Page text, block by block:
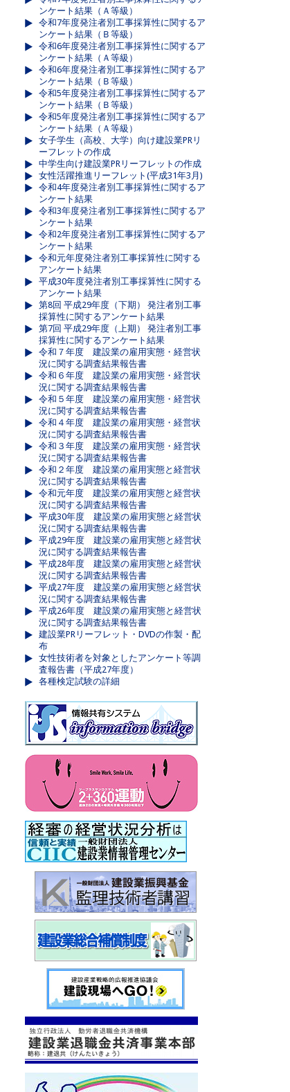
ンケート結果（Ａ等級）
令和7年度発注者別工事採算性に関するア
ンケート結果（Ｂ等級）
令和6年度発注者別工事採算性に関するア
ンケート結果（Ａ等級）
令和6年度発注者別工事採算性に関するア
ンケート結果（Ｂ等級）
令和5年度発注者別工事採算性に関するア
ンケート結果（Ｂ等級）
令和5年度発注者別工事採算性に関するア
ンケート結果（Ａ等級）
女子学生（高校、大学）向け建設業PRリ
ーフレットの作成
中学生向け建設業PRリーフレットの作成
女性活躍推進リーフレット(平成31年3月)
令和4年度発注者別工事採算性に関するア
ンケート結果
令和3年度発注者別工事採算性に関するア
ンケート結果
令和2年度発注者別工事採算性に関するア
ンケート結果
令和元年度発注者別工事採算性に関する
アンケート結果
平成30年度発注者別工事採算性に関する
アンケート結果
第8回 平成29年度（下期） 発注者別工事
採算性に関するアンケート結果
第7回 平成29年度（上期） 発注者別工事
採算性に関するアンケート結果
令和７年度 建設業の雇用実態・経営状
況に関する調査結果報告書
令和６年度 建設業の雇用実態・経営状
況に関する調査結果報告書
令和５年度 建設業の雇用実態・経営状
況に関する調査結果報告書
令和４年度 建設業の雇用実態・経営状
況に関する調査結果報告書
令和３年度 建設業の雇用実態・経営状
況に関する調査結果報告書
令和２年度 建設業の雇用実態と経営状
況に関する調査結果報告書
令和元年度 建設業の雇用実態と経営状
況に関する調査結果報告書
平成30年度 建設業の雇用実態と経営状
況に関する調査結果報告書
平成29年度 建設業の雇用実態と経営状
況に関する調査結果報告書
平成28年度 建設業の雇用実態と経営状
況に関する調査結果報告書
平成27年度 建設業の雇用実態と経営状
況に関する調査結果報告書
平成26年度 建設業の雇用実態と経営状
況に関する調査結果報告書
建設業PRリーフレット・DVDの作製・配
布
女性技術者を対象としたアンケート等調
査報告書（平成27年度）
各種検定試験の詳細